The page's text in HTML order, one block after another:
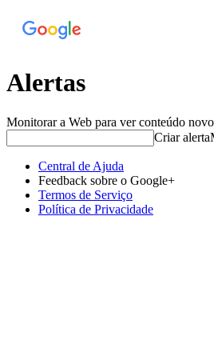
Alertas
Monitorar a Web para ver conteúdo
Criar alerta
Central de Ajuda
Feedback sobre o Google+
Termos de Serviço
Política de Privacidade